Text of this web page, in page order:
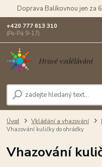
Doprava Balíkovnou jen za
+420 777 613 310
(Po-Pá 9-17)
Úvod Vkládání a vhazování
Vhazování kuličky do ohrádky
Vhazování